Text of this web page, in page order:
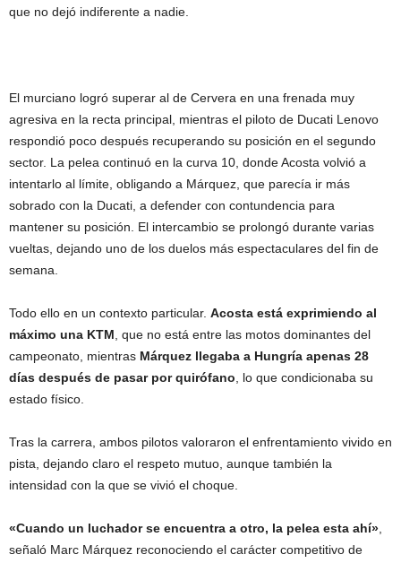
que no dejó indiferente a nadie.
El murciano logró superar al de Cervera en una frenada muy
agresiva en la recta principal, mientras el piloto de Ducati Lenovo
respondió poco después recuperando su posición en el segundo
sector. La pelea continuó en la curva 10, donde Acosta volvió a
intentarlo al límite, obligando a Márquez, que parecía ir más
sobrado con la Ducati, a defender con contundencia para
mantener su posición. El intercambio se prolongó durante varias
vueltas, dejando uno de los duelos más espectaculares del fin de
semana.
Todo ello en un contexto particular. Acosta está exprimiendo al
máximo una KTM , que no está entre las motos dominantes del
campeonato, mientras Márquez llegaba a Hungría apenas 28
días después de pasar por quirófano , lo que condicionaba su
estado físico.
Tras la carrera, ambos pilotos valoraron el enfrentamiento vivido en
pista, dejando claro el respeto mutuo, aunque también la
intensidad con la que se vivió el choque.
«Cuando un luchador se encuentra a otro, la pelea esta ahí»
señaló Marc Márquez reconociendo el carácter competitivo de